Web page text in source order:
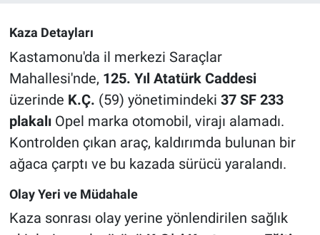
Kaza Detayları
Kastamonu'da il merkezi Saraçlar
Mahallesi'nde, 125. Yıl Atatürk Caddesi
üzerinde K.Ç. (59) yönetimindeki 37 SF 233
plakalıOpel marka otomobil, virajı alamadı.
Kontrolden çıkan araç, kaldırımda bulunan bir
ağaca çarptı ve bu kazada sürücü yaralandı.
Olay Yeri ve Müdahale
Kaza sonrası olay yerine yönlendirilen sağlık